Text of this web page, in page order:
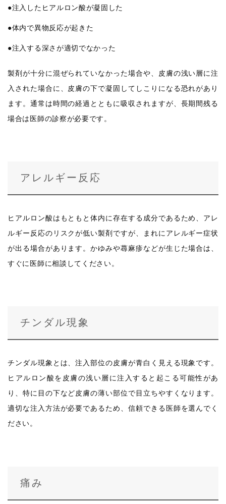
●注入したヒアルロン酸が凝固した
●体内で異物反応が起きた
●注入する深さが適切でなかった
製剤が十分に混ぜられていなかった場合や、皮膚の浅い層に注
入された場合に、皮膚の下で凝固してしこりになる恐れがあり
ます。通常は時間の経過とともに吸収されますが、長期間残る
場合は医師の診察が必要です。
アレルギー反応
ヒアルロン酸はもともと体内に存在する成分であるため、アレ
ルギー反応のリスクが低い製剤ですが、まれにアレルギー症状
が出る場合があります。かゆみや蕁麻疹などが生じた場合は、
すぐに医師に相談してください。
チンダル現象
チンダル現象とは、注入部位の皮膚が青白く見える現象です。
ヒアルロン酸を皮膚の浅い層に注入すると起こる可能性があ
り、特に目の下など皮膚の薄い部位で目立ちやすくなります。
適切な注入方法が必要であるため、信頼できる医師を選んでく
ださい。
痛み